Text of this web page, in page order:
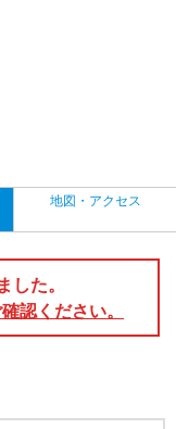
地図・アクセス
た。
認ください。